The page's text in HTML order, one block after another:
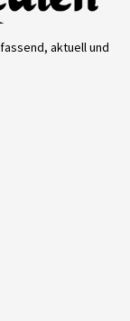
aktuell und